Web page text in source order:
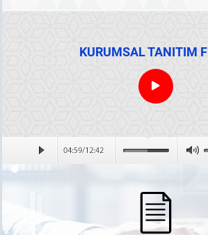
KURUMSAL TANITIM